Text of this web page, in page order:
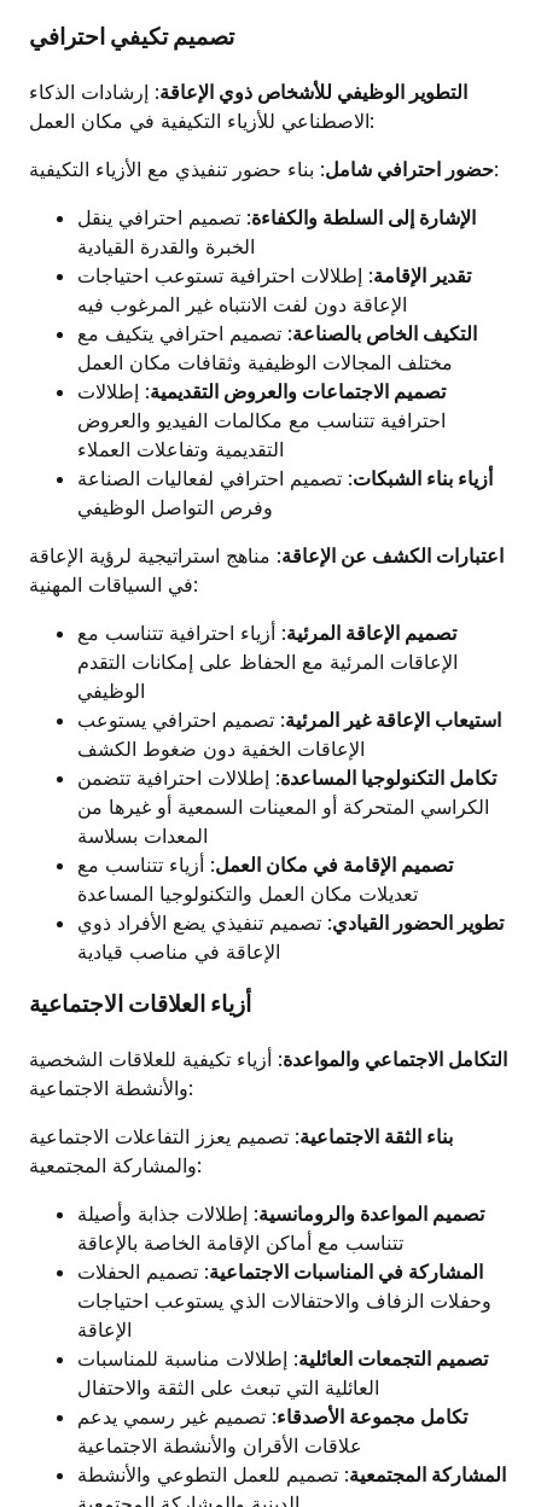
تصميم تكيفي احترافي
التطوير الوظيفي للأشخاص ذوي الإعاقة: إرشادات الذكاء
الاصطناعي للأزياء التكيفية في مكان العمل:
حضور احترافي شامل: بناء حضور تنفيذي مع الأزياء التكيفية:
الإشارة إلى السلطة والكفاءة: تصميم احترافي ينقل
الخبرة والقدرة القيادية
تقدير الإقامة: إطلالات احترافية تستوعب احتياجات
الإعاقة دون لفت الانتباه غير المرغوب فيه
التكيف الخاص بالصناعة: تصميم احترافي يتكيف مع
مختلف المجالات الوظيفية وثقافات مكان العمل
تصميم الاجتماعات والعروض التقديمية: إطلالات
احترافية تتناسب مع مكالمات الفيديو والعروض
التقديمية وتفاعلات العملاء
أزياء بناء الشبكات: تصميم احترافي لفعاليات الصناعة
وفرص التواصل الوظيفي
اعتبارات الكشف عن الإعاقة: مناهج استراتيجية لرؤية الإعاقة
في السياقات المهنية:
تصميم الإعاقة المرئية: أزياء احترافية تتناسب مع
الإعاقات المرئية مع الحفاظ على إمكانات التقدم
الوظيفي
استيعاب الإعاقة غير المرئية: تصميم احترافي يستوعب
الإعاقات الخفية دون ضغوط الكشف
تكامل التكنولوجيا المساعدة: إطلالات احترافية تتضمن
الكراسي المتحركة أو المعينات السمعية أو غيرها من
المعدات بسلاسة
تصميم الإقامة في مكان العمل: أزياء تتناسب مع
تعديلات مكان العمل والتكنولوجيا المساعدة
تطوير الحضور القيادي: تصميم تنفيذي يضع الأفراد ذوي
الإعاقة في مناصب قيادية
أزياء العلاقات الاجتماعية
التكامل الاجتماعي والمواعدة: أزياء تكيفية للعلاقات الشخصية
والأنشطة الاجتماعية:
بناء الثقة الاجتماعية: تصميم يعزز التفاعلات الاجتماعية
والمشاركة المجتمعية:
تصميم المواعدة والرومانسية: إطلالات جذابة وأصيلة
تتناسب مع أماكن الإقامة الخاصة بالإعاقة
المشاركة في المناسبات الاجتماعية: تصميم الحفلات
وحفلات الزفاف والاحتفالات الذي يستوعب احتياجات
الإعاقة
تصميم التجمعات العائلية: إطلالات مناسبة للمناسبات
العائلية التي تبعث على الثقة والاحتفال
تكامل مجموعة الأصدقاء: تصميم غير رسمي يدعم
علاقات الأقران والأنشطة الاجتماعية
المشاركة المجتمعية: تصميم للعمل التطوعي والأنشطة